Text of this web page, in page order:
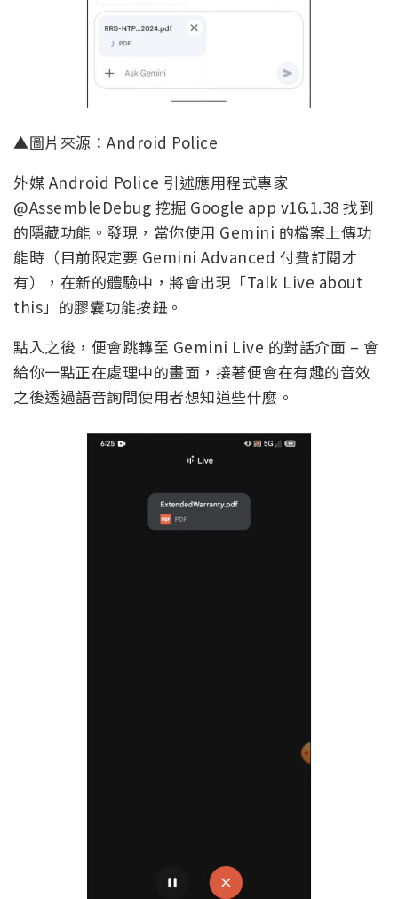
▲圖片來源：Android Police
外媒 Android Police 引述應用程式專家
@AssembleDebug 挖掘 Google app v16.1.38 找到
的隱藏功能。發現，當你使用 Gemini 的檔案上傳功
能時（目前限定要 Gemini Advanced 付費訂閱才
有），在新的體驗中，將會出現「Talk Live about
this」的膠囊功能按鈕。
點入之後，便會跳轉至 Gemini Live 的對話介面 – 會
給你一點正在處理中的畫面，接著便會在有趣的音效
之後透過語音詢問使用者想知道些什麼。